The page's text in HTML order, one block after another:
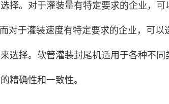
择。对于灌装量有特定要求的企业，
对于灌装速度有特定要求的企业，可
选择。软管灌装封尾机适用于各种不
精确性和一致性。